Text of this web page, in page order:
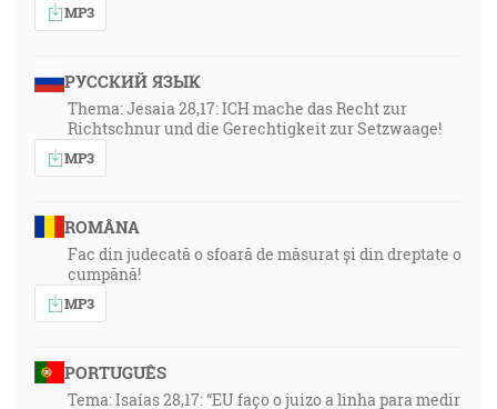
MP3
РУССКИЙ ЯЗЫК
Thema: Jesaia 28,17: ICH mache das Recht zur
Richtschnur und die Gerechtigkeit zur Setzwaage!
MP3
ROMÂNA
Fac din judecată o sfoară de măsurat și din dreptate o
cumpănă!
MP3
PORTUGUÊS
Tema: Isaías 28,17: “EU faço o juizo a linha para medir